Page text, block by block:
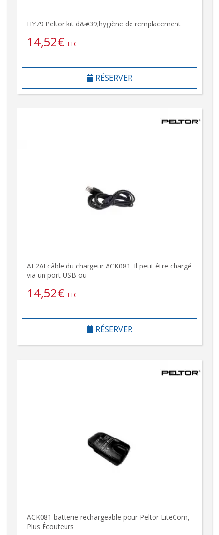
HY79 Peltor kit d&#39;hygiène de remplacement
14,52€ TTC
RÉSERVER
AL2AI câble du chargeur ACK081. Il peut être chargé
via un port USB ou
14,52€ TTC
RÉSERVER
ACK081 batterie rechargeable pour Peltor LiteCom,
Plus Écouteurs